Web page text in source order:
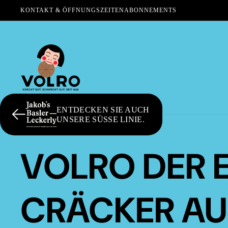
KONTAKT & ÖFFNUNGSZEITENABONNEMENTS
ENTDECKEN SIE AUCH
UNSERE SÜSSE LINIE.
VOLRO DER
CRÄCKER